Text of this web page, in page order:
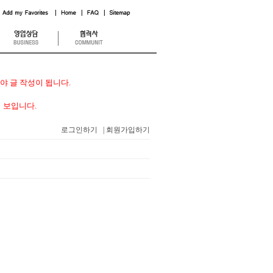
글 작성이 됩니다.
보입니다.
로그인하기 | 회원가입하기